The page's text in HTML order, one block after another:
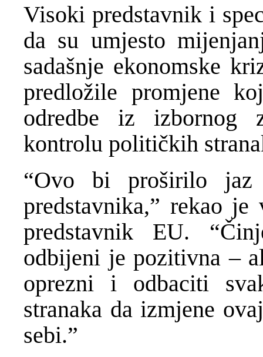
Visoki predstavnik i
da su umjesto
sadašnje ekonomske
predložile promjene
odredbe iz izbornog
kontrolu političkih
“Ovo bi proširilo jaz
predstavnika,” rekao
predstavnik EU.
odbijeni je pozitivna –
oprezni i odbaciti
stranaka da izmjene
sebi.”